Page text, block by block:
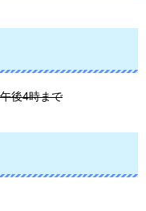
後4時まで